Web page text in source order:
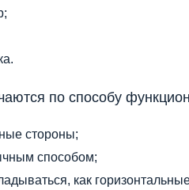
по способу
стороны;
способом;
как